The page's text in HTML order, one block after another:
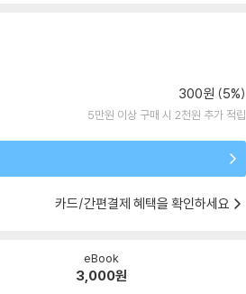
300원 (5%)
5만원 이상 구매 시 2천원 추가 적립
카드/간편결제 혜택을 확인하세요
eBook
3,000원